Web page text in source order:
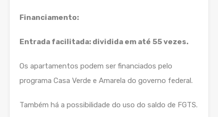
Financiamento:
Entrada facilitada: dividida em até 55 vezes.
Os apartamentos podem ser financiados pelo
programa Casa Verde e Amarela do governo federal.
Também há a possibilidade do uso do saldo de FGTS.